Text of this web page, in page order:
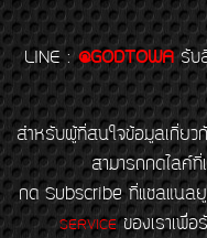
LINE : @GODTOWA รับ
สำหรับผู้ที่สนใจข้อมูลเกี่ยว
สามารถกดไลค์ที่
กด Subscribe ที่แชลแนล
SERVICEของเราเพื่อ